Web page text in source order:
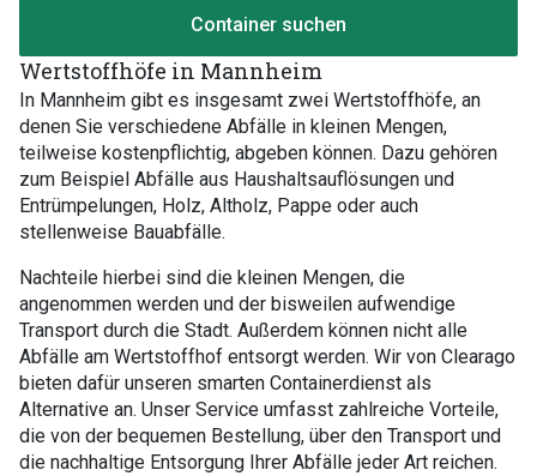
Container suchen
Wertstoffhöfe in Mannheim
In Mannheim gibt es insgesamt zwei Wertstoffhöfe, an
denen Sie verschiedene Abfälle in kleinen Mengen,
teilweise kostenpflichtig, abgeben können. Dazu gehören
zum Beispiel Abfälle aus Haushaltsauflösungen und
Entrümpelungen, Holz, Altholz, Pappe oder auch
stellenweise Bauabfälle.
Nachteile hierbei sind die kleinen Mengen, die
angenommen werden und der bisweilen aufwendige
Transport durch die Stadt. Außerdem können nicht alle
Abfälle am Wertstoffhof entsorgt werden. Wir von Clearago
bieten dafür unseren smarten Containerdienst als
Alternative an. Unser Service umfasst zahlreiche Vorteile,
die von der bequemen Bestellung, über den Transport und
die nachhaltige Entsorgung Ihrer Abfälle jeder Art reichen.